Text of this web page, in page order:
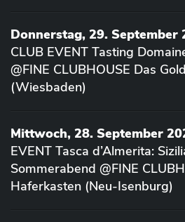
Donnerstag, 29. September
CLUB EVENT Tasting
@FINE CLUBHOUSE Das
(Wiesbaden)
Mittwoch, 28. September
EVENT Tasca d’Almerita:
Sommerabend @FINE
Haferkasten (Neu-Isenburg)